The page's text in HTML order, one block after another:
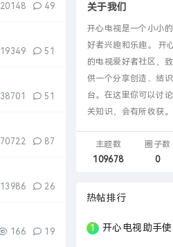
20148 49
19349 51
38701 51
70722 87
13986 26
166 19
关于我们
开心电视是一个小小
好者兴趣和乐趣。 开
的电视爱好者社区，
供一个分享创造、结
台。在这里你可以讨
关知识，会有所收获。
主题数
109678
圈子数
0
热帖排行
1 开心电视助手使